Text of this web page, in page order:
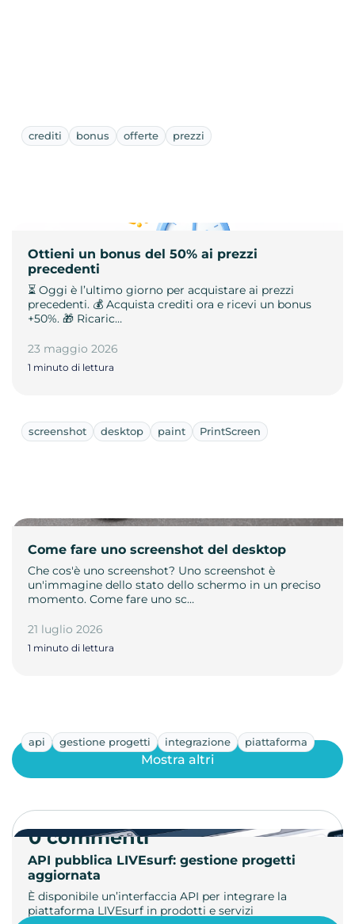
crediti bonus offerte prezzi
Ottieni un bonus del 50% ai prezzi
precedenti
⏳ Oggi è l’ultimo giorno per acquistare ai prezzi
precedenti. 💰 Acquista crediti ora e ricevi un bonus
+50%. 🎁 Ricaric…
23 maggio 2026
1 minuto di lettura
screenshot desktop paint PrintScreen
Come fare uno screenshot del desktop
Che cos'è uno screenshot? Uno screenshot è
un'immagine dello stato dello schermo in un preciso
momento. Come fare uno sc…
21 luglio 2026
1 minuto di lettura
api gestione progetti integrazione piattaforma
API pubblica LIVEsurf: gestione progetti
aggiornata
È disponibile un’interfaccia API per integrare la
piattaforma LIVEsurf in prodotti e servizi
Mostra altri
0 commenti